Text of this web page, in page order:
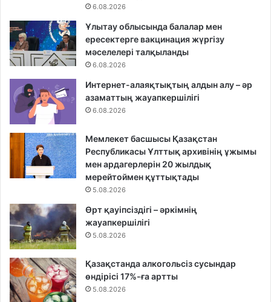
6.08.2026
Ұлытау облысында балалар мен
ересектерге вакцинация жүргізу
мәселелері талқыланды
6.08.2026
Интернет-алаяқтықтың алдын алу – әр
азаматтың жауапкершілігі
6.08.2026
Мемлекет басшысы Қазақстан
Республикасы Ұлттық архивінің ұжымы
мен ардагерлерін 20 жылдық
мерейтоймен құттықтады
5.08.2026
Өрт қауіпсіздігі – әркімнің
жауапкершілігі
5.08.2026
Қазақстанда алкогольсіз сусындар
өндірісі 17%-ға артты
5.08.2026